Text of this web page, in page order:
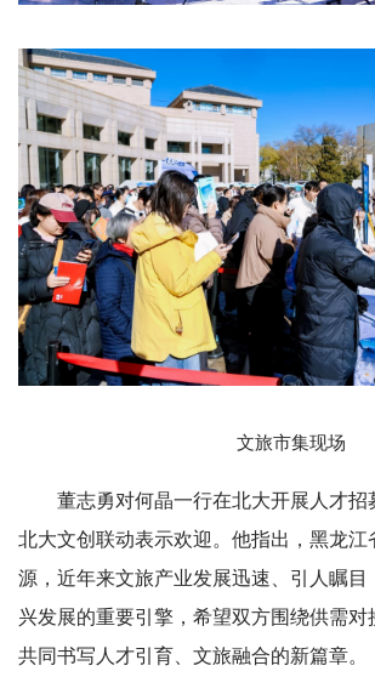
文旅市集现场
董志勇对何晶一行在北大开展人才招
北大文创联动表示欢迎。他指出，黑龙江
源，近年来文旅产业发展迅速、引人瞩目
兴发展的重要引擎，希望双方围绕供需对
共同书写人才引育、文旅融合的新篇章。